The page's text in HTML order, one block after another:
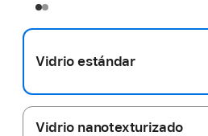
Vidrio estándar
Vidrio nanotexturizado